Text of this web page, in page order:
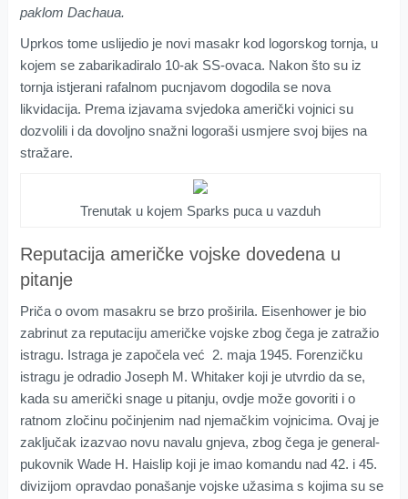
paklom Dachaua.
Uprkos tome uslijedio je novi masakr kod logorskog tornja, u
kojem se zabarikadiralo 10-ak SS-ovaca. Nakon što su iz
tornja istjerani rafalnom pucnjavom dogodila se nova
likvidacija. Prema izjavama svjedoka američki vojnici su
dozvolili i da dovoljno snažni logoraši usmjere svoj bijes na
stražare.
Trenutak u kojem Sparks puca u vazduh
Reputacija američke vojske dovedena u
pitanje
Priča o ovom masakru se brzo proširila. Eisenhower je bio
zabrinut za reputaciju američke vojske zbog čega je zatražio
istragu. Istraga je započela već 2. maja 1945. Forenzičku
istragu je odradio Joseph M. Whitaker koji je utvrdio da se,
kada su američki snage u pitanju, ovdje može govoriti i o
ratnom zločinu počinjenim nad njemačkim vojnicima. Ovaj je
zaključak izazvao novu navalu gnjeva, zbog čega je general-
pukovnik Wade H. Haislip koji je imao komandu nad 42. i 45.
divizijom opravdao ponašanje vojske užasima s kojima su se